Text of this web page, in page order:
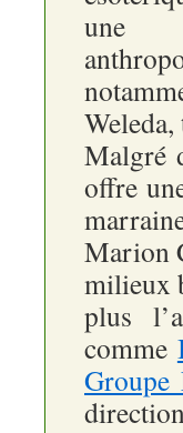
une
Malgré
offre
Marion
milieux
plus
comme
Groupe